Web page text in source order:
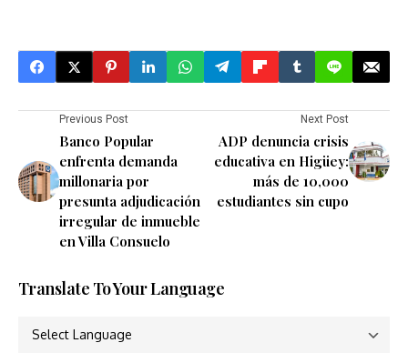
Previous Post
Banco Popular
enfrenta demanda
millonaria por
presunta adjudicación
irregular de inmueble
en Villa Consuelo
Next Post
ADP denuncia crisis
educativa en Higüey:
más de 10,000
estudiantes sin cupo
Translate To Your Language